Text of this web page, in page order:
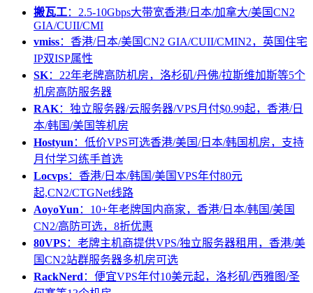
搬瓦工：2.5-10Gbps大带宽香港/日本/加拿大/美国CN2
GIA/CUII/CMI
vmiss：香港/日本/美国CN2 GIA/CUII/CMIN2，英国住宅
IP双ISP属性
SK：22年老牌高防机房，洛杉矶/丹佛/拉斯维加斯等5个
机房高防服务器
RAK：独立服务器/云服务器/VPS月付$0.99起，香港/日
本/韩国/美国等机房
Hostyun ：低价VPS可选香港/美国/日本/韩国机房，支持
月付学习练手首选
Locvps：香港/日本/韩国/美国VPS年付80元
起,CN2/CTGNet线路
AoyoYun ：10+年老牌国内商家，香港/日本/韩国/美国
CN2/高防可选，8折优惠
80VPS：老牌主机商提供VPS/独立服务器租用，香港/美
国CN2站群服务器多机房可选
RackNerd ：便宜VPS年付10美元起，洛杉矶/西雅图/圣